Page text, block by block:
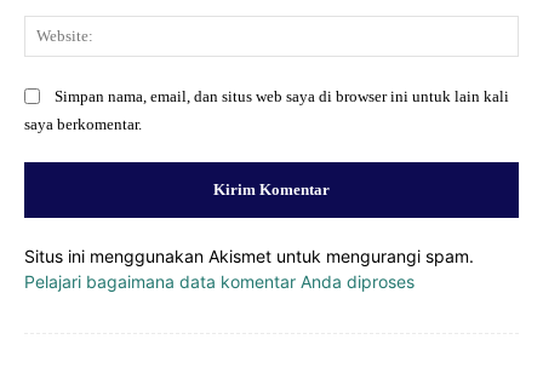
Simpan nama, email, dan situs web saya di browser ini untuk lain kali
saya berkomentar.
Situs ini menggunakan Akismet untuk mengurangi spam.
Pelajari bagaimana data komentar Anda diproses